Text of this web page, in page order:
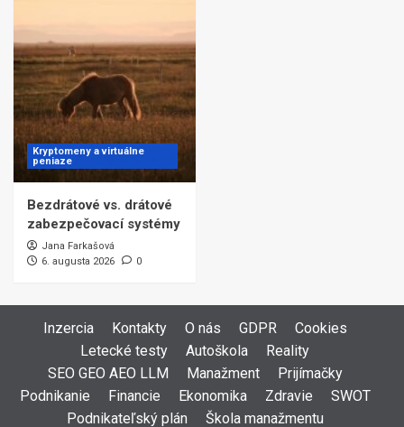
Kryptomeny a virtuálne
peniaze
Bezdrátové vs. drátové
zabezpečovací systémy
Jana Farkašová
6. augusta 2026
0
Inzercia Kontakty O nás GDPR
Cookies
Letecké testy
Autoškola
Reality
SEO GEO AEO LLM
Manažment
Prijímačky
Podnikanie
Financie Ekonomika Zdravie
SWOT
Podnikateľský plán
Škola manažmentu